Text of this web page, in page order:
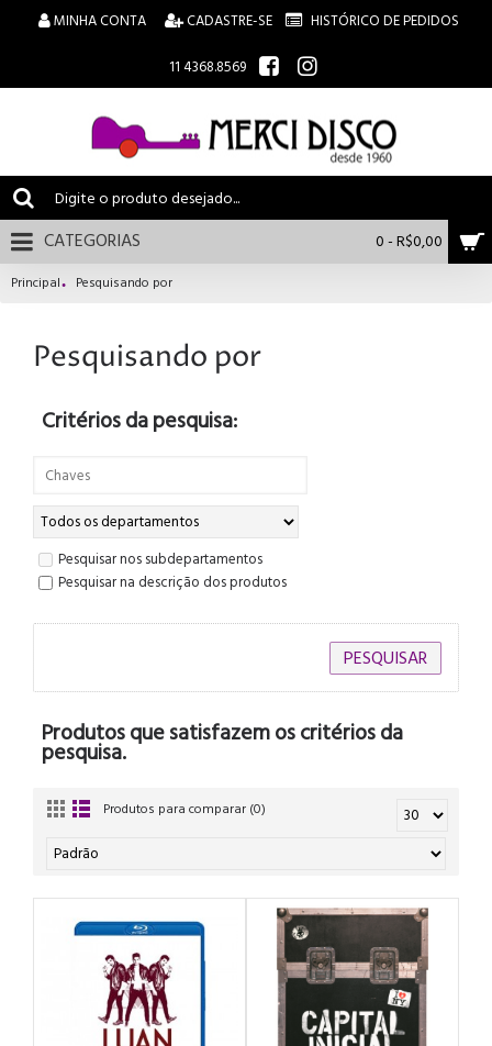
MINHA CONTA CADASTRE-SE
HISTÓRICO DE PEDIDOS
11 4368.8569
0 - R$0,00
CATEGORIAS
Principal Pesquisando por
Pesquisando por
Critérios da pesquisa:
Pesquisar nos subdepartamentos
Pesquisar na descrição dos produtos
Produtos que satisfazem os critérios da
pesquisa.
Produtos para comparar (0)